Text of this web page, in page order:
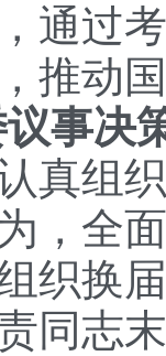
通过
推动
事决
组织
，全
织换
同志